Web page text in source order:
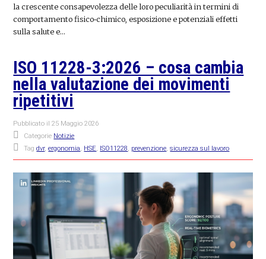
la crescente consapevolezza delle loro peculiarità in termini di
comportamento fisico‑chimico, esposizione e potenziali effetti
sulla salute e…
ISO 11228-3:2026 – cosa cambia
nella valutazione dei movimenti
ripetitivi
Pubblicato il25 Maggio 2026
Categorie Notizie
Tagdvr,ergonomia, HSE, ISO11228, prevenzione,sicurezza sul lavoro